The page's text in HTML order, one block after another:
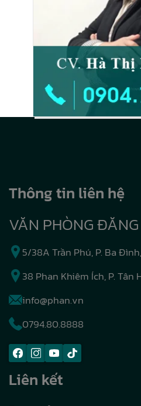
Thông tin liên hệ
VĂN PHÒNG
5/38A Trần Phú, P. Ba
38 Phan Khiêm Ích, P. Tân
info@phan.vn
0794.80.8888
Liên kết